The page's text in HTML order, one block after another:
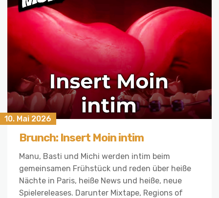
10. Mai 2026
Brunch: Insert Moin intim
Manu, Basti und Michi werden intim beim
gemeinsamen Frühstück und reden über heiße
Nächte in Paris, heiße News und heiße, neue
Spielereleases. Darunter Mixtape, Regions of